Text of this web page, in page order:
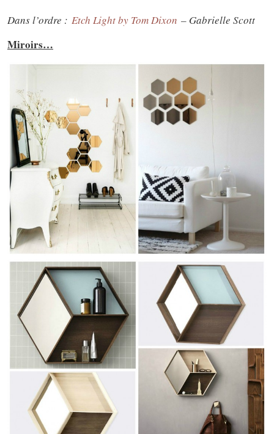
Dans l’ordre : Etch Light by Tom Dixon – Gabrielle Scott
Miroirs…